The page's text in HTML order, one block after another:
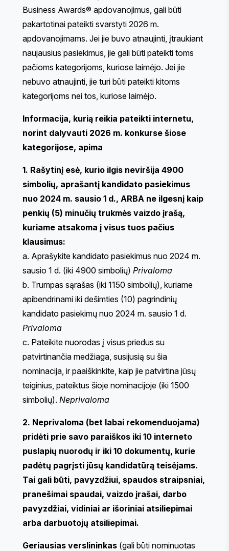
Business Awards® apdovanojimus, gali būti
pakartotinai pateikti svarstyti 2026 m.
apdovanojimams. Jei jie buvo atnaujinti, įtraukiant
naujausius pasiekimus, jie gali būti pateikti toms
pačioms kategorijoms, kuriose laimėjo. Jei jie
nebuvo atnaujinti, jie turi būti pateikti kitoms
kategorijoms nei tos, kuriose laimėjo.
Informacija, kurią reikia pateikti internetu,
norint dalyvauti 2026 m. konkurse šiose
kategorijose, apima
1. Rašytinį esė, kurio ilgis neviršija 4900
simbolių, aprašantį kandidato pasiekimus
nuo 2024 m. sausio 1 d., ARBA ne ilgesnį kaip
penkių (5) minučių trukmės vaizdo įrašą,
kuriame atsakoma į visus tuos pačius
klausimus:
a. Aprašykite kandidato pasiekimus nuo 2024 m.
sausio 1 d. (iki 4900 simbolių) Privaloma
b. Trumpas sąrašas (iki 1150 simbolių), kuriame
apibendrinami iki dešimties (10) pagrindinių
kandidato pasiekimų nuo 2024 m. sausio 1 d.
Privaloma
c. Pateikite nuorodas į visus priedus su
patvirtinančia medžiaga, susijusią su šia
nominacija, ir paaiškinkite, kaip jie patvirtina jūsų
teiginius, pateiktus šioje nominacijoje (iki 1500
simbolių). Neprivaloma
2. Neprivaloma (bet labai rekomenduojama)
pridėti prie savo paraiškos iki 10 interneto
puslapių nuorodų ir iki 10 dokumentų, kurie
padėtų pagrįsti jūsų kandidatūrą teisėjams.
Tai gali būti, pavyzdžiui, spaudos straipsniai,
pranešimai spaudai, vaizdo įrašai, darbo
pavyzdžiai, vidiniai ar išoriniai atsiliepimai
arba darbuotojų atsiliepimai.
Geriausias verslininkas (gali būti nominuotas